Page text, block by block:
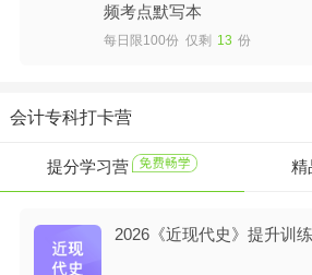
频考点默写本
每日限100份 仅剩 13 份
会计专科打卡营
提分学习营 精
2026《近现代史》提升训